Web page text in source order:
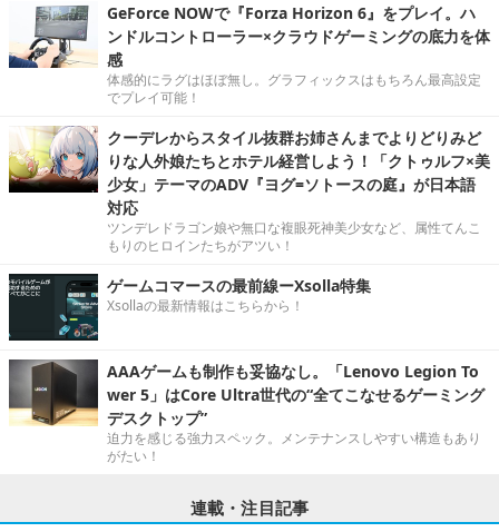
GeForce NOWで『Forza Horizon 6』をプレイ。ハ
ンドルコントローラー×クラウドゲーミングの底力を体
感
体感的にラグはほぼ無し。グラフィックスはもちろん最高設定
でプレイ可能！
クーデレからスタイル抜群お姉さんまでよりどりみど
りな人外娘たちとホテル経営しよう！「クトゥルフ×美
少女」テーマのADV『ヨグ=ソトースの庭』が日本語
対応
ツンデレドラゴン娘や無口な複眼死神美少女など、属性てんこ
もりのヒロインたちがアツい！
ゲームコマースの最前線ーXsolla特集
Xsollaの最新情報はこちらから！
AAAゲームも制作も妥協なし。「Lenovo Legion To
wer 5」はCore Ultra世代の“全てこなせるゲーミング
デスクトップ”
迫力を感じる強力スペック。メンテナンスしやすい構造もあり
がたい！
連載・注目記事